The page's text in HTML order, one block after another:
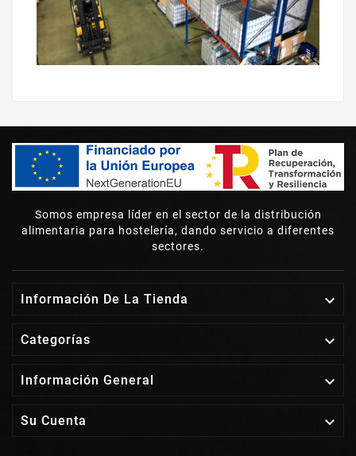
Somos empresa líder en el sector de la distribución
alimentaria para hostelería, dando servicio a diferentes
sectores.
Información De La Tienda 
Categorías 
Información General 
Su Cuenta 